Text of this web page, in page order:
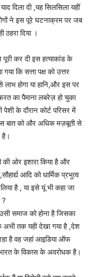
दिला दी ,यह सिलसिला यहीं
ने इस पूरे घटनाक्रम पर जब
ठहरा दिया ।
पूरी कर दी इस हत्याकांड के
कि सत्ता पक्ष को उत्तर
होगा या हानि,और इस पर
का पैमाना लबरेज़ हो चुका
के दौरान कोर्ट परिसर में
बात को और अधिक मज़बूती से
है।
ओर इशारा किया है और
आदि को धार्मिक प्रभुत्व
है , या इसे यूं भी कहा जा
?
समाज को होना है जिसका
अभी तक यही देखा गया है ,देश
है वह जहां आइडिया ऑफ
के विकास के अवरोधक है।